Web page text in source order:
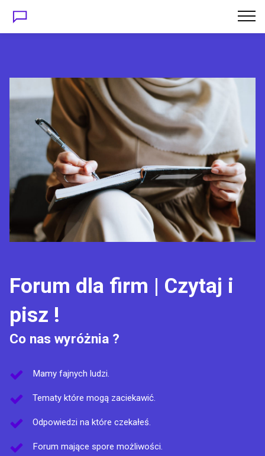
Forum dla firm | Czytaj i
pisz !
Co nas wyróżnia ?
Mamy fajnych ludzi.
Tematy które mogą zaciekawić.
Odpowiedzi na które czekałeś.
Forum mające spore możliwości.